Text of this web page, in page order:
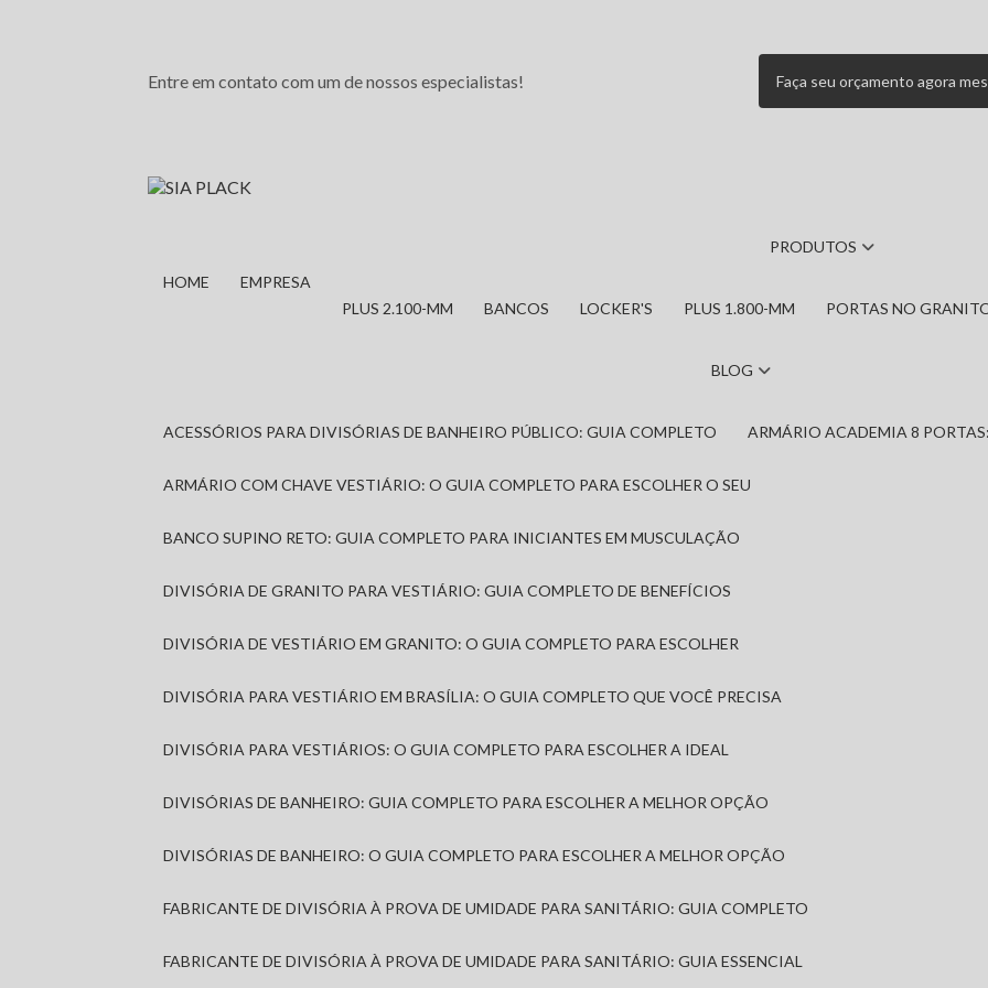
Entre em contato com um de nossos especialistas! Faça seu orçamento agora
HOME EMPRESA
PRODUTOS
PLUS 2.100-MM BANCOS LOCKER'S PLUS 1.800-MM PORTAS NO
BLOG
ACESSÓRIOS PARA DIVISÓRIAS DE BANHEIRO PÚBLICO: GUIA COMPLETO ARMÁRIO ACADEMIA 8
ARMÁRIO COM CHAVE VESTIÁRIO: O GUIA COMPLETO PARA ESCOLHER O SEU
BANCO SUPINO RETO: GUIA COMPLETO PARA INICIANTES EM MUSCULAÇÃO
DIVISÓRIA DE GRANITO PARA VESTIÁRIO: GUIA COMPLETO DE BENEFÍCIOS
DIVISÓRIA DE VESTIÁRIO EM GRANITO: O GUIA COMPLETO PARA ESCOLHER
DIVISÓRIA PARA VESTIÁRIO EM BRASÍLIA: O GUIA COMPLETO QUE VOCÊ PRECISA
DIVISÓRIA PARA VESTIÁRIOS: O GUIA COMPLETO PARA ESCOLHER A IDEAL
DIVISÓRIAS DE BANHEIRO: GUIA COMPLETO PARA ESCOLHER A MELHOR OPÇÃO
DIVISÓRIAS DE BANHEIRO: O GUIA COMPLETO PARA ESCOLHER A MELHOR OPÇÃO
FABRICANTE DE DIVISÓRIA À PROVA DE UMIDADE PARA SANITÁRIO: GUIA COMPLETO
FABRICANTE DE DIVISÓRIA À PROVA DE UMIDADE PARA SANITÁRIO: GUIA ESSENCIAL